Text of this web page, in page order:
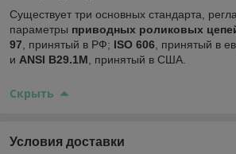
Существует три основных стандарта,
параметры приводных роликовых
97 , принятый в РФ; ISO 606 , принятый в
и ANSI B29.1М , принятый в США.
Скрыть
Условия доставки